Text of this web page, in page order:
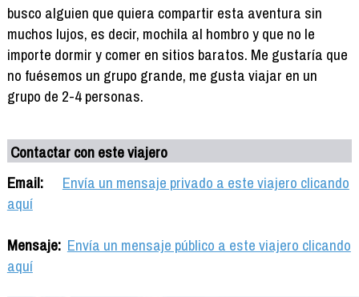
busco alguien que quiera compartir esta aventura sin
muchos lujos, es decir, mochila al hombro y que no le
importe dormir y comer en sitios baratos. Me gustaría que
no fuésemos un grupo grande, me gusta viajar en un
grupo de 2-4 personas.
Contactar con este viajero
Email:
Envía un mensaje privado a este viajero clicando
aquí
Mensaje: Envía un mensaje público a este viajero clicando
aquí